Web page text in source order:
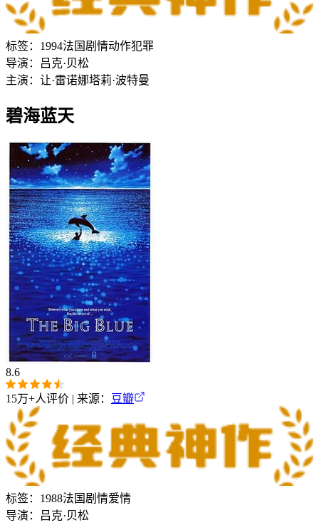
标签： 1994法国 剧情动作犯罪
导演：
吕克·贝松
主演： 让·雷诺娜塔莉·波特曼
碧海蓝天
8.6
15万+人评价 | 来源： 豆瓣
标签： 1988法国 剧情爱情
导演：
吕克·贝松